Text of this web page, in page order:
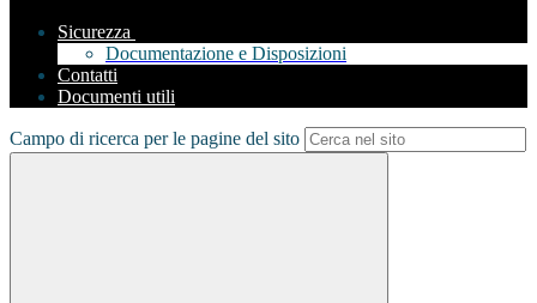
Sicurezza
Documentazione e Disposizioni
Contatti
Documenti utili
Campo di ricerca per le pagine del sito